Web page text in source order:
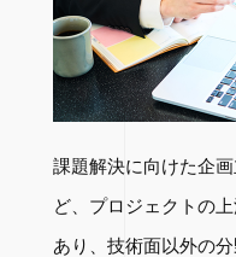
課題解決に向けた企
ど、プロジェクトの
あり、技術面以外の